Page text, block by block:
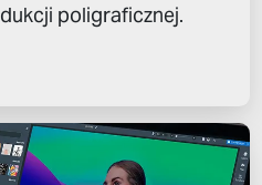
poligraficznej.